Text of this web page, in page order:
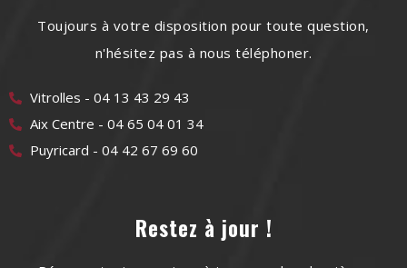
Toujours à votre disposition pour toute question,
n'hésitez pas à nous téléphoner.
Vitrolles - 04 13 43 29 43
Aix Centre - 04 65 04 01 34
Puyricard - 04 42 67 69 60
Restez à jour !